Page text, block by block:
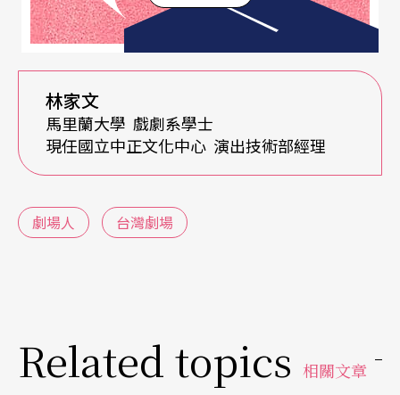
學，沒有人會停下來教你，好奇心跟觀察力就變得
很重要，要勇於發掘問題及討論問題，快速的學習
力及適應力則是讓你在最短時間內掌握狀況，做好
自己的份內工作。另外，劇場人員每天面對不一樣
的合作夥伴，一定要懂得跟人溝通，才能完成目
的，呈現出完美的作品。
「專業知識」和「專業經驗」可以後天培養，所以
合與變化，懂了多少電學，但是開會總是遲到，舞
台設計圖總是遲交，畫得漂亮但錯誤百出，就是缺
林家文
馬里蘭大學 戲劇系學士
現任國立中正文化中心 演出技術部經理
劇場人 台灣劇場
Related topics 相關文章